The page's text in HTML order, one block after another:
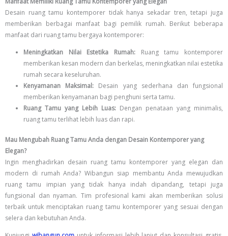
Desain ruang tamu kontemporer tidak hanya sekadar tren, tetapi juga
memberikan berbagai manfaat bagi pemilik rumah. Berikut beberapa
manfaat dari ruang tamu bergaya kontemporer:
Meningkatkan Nilai Estetika Rumah: Ruang tamu kontemporer
memberikan kesan modern dan berkelas, meningkatkan nilai estetika
rumah secara keseluruhan.
Kenyamanan Maksimal: Desain yang sederhana dan fungsional
memberikan kenyamanan bagi penghuni serta tamu.
Ruang Tamu yang Lebih Luas: Dengan penataan yang minimalis,
ruang tamu terlihat lebih luas dan rapi.
Mau Mengubah Ruang Tamu Anda dengan Desain Kontemporer yang
Elegan?
Ingin menghadirkan desain ruang tamu kontemporer yang elegan dan
modern di rumah Anda? Wibangun siap membantu Anda mewujudkan
ruang tamu impian yang tidak hanya indah dipandang, tetapi juga
fungsional dan nyaman. Tim profesional kami akan memberikan solusi
terbaik untuk menciptakan ruang tamu kontemporer yang sesuai dengan
selera dan kebutuhan Anda.